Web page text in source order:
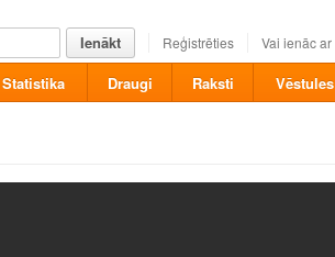
Ienākt Reģistrēties Vai ienāc ar
Statistika Draugi Raksti Vēstules